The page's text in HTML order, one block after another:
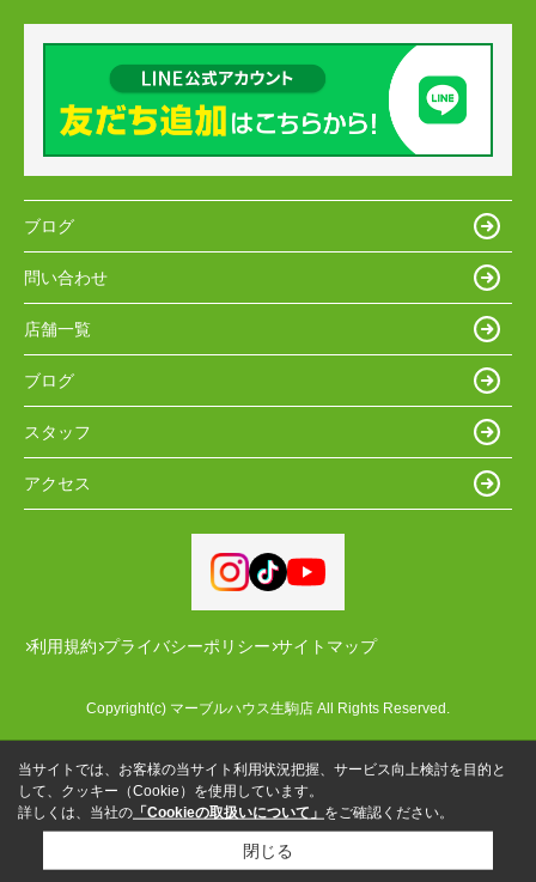
ブログ
問い合わせ
店舗一覧
ブログ
スタッフ
アクセス
利用規約 プライバシーポリシー サイトマップ
Copyright(c) マーブルハウス生駒店 All Rights Reserved.
当サイトでは、お客様の当サイト利用状況把握、サービス向上検討を目的と
して、クッキー（Cookie）を使用しています。
詳しくは、当社の 「Cookieの取扱いについて」 をご確認ください。
閉じる